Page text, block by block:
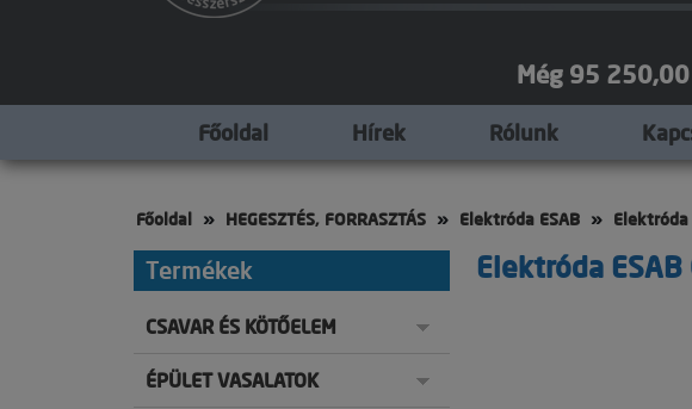
Még 95
Főoldal Hírek Rólunk
Főoldal HEGESZTÉS, FORRASZTÁS Elektróda ESAB
Termékek
CSAVAR ÉS KÖTŐELEM
ÉPÜLET VASALATOK
Elektróda